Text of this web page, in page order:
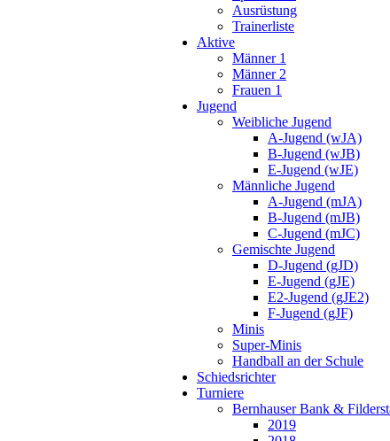
Ausrüstung
Trainerliste
Aktive
Männer 1
Männer 2
Frauen 1
Jugend
Weibliche Jugend
A-Jugend (wJA)
B-Jugend (wJB)
E-Jugend (wJE)
Männliche Jugend
A-Jugend (mJA)
B-Jugend (mJB)
C-Jugend (mJC)
Gemischte Jugend
D-Jugend (gJD)
E-Jugend (gJE)
E2-Jugend (gJE2)
F-Jugend (gJF)
Minis
Super-Minis
Handball an der Schule
Schiedsrichter
Turniere
Bernhauser Bank &
2019